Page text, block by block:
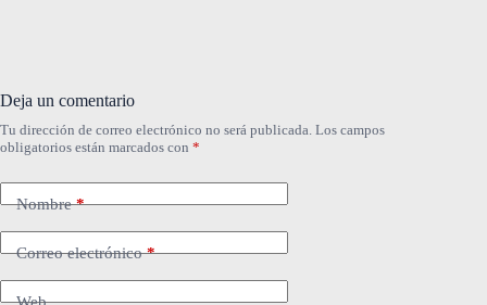
Deja un comentario
Tu dirección de correo electrónico no será publicada. Los campos
obligatorios están marcados con *
Nombre*
Correo electrónico*
Web